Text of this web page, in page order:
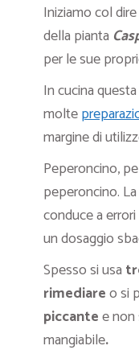
Iniziamo col
della pianta
per le sue
In cucina
molte
margine di
Peperoncino,
peperoncino.
conduce a
un dosaggio
Spesso si usa
rimediareo si
piccantee non
mangiabile.